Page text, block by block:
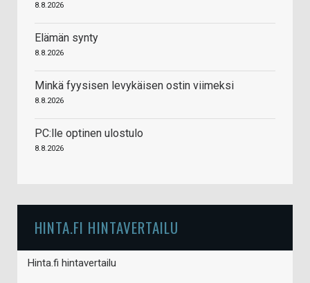
8.8.2026
Elämän synty
8.8.2026
Minkä fyysisen levykäisen ostin viimeksi
8.8.2026
PC:lle optinen ulostulo
8.8.2026
HINTA.FI HINTAVERTAILU
Hinta.fi hintavertailu